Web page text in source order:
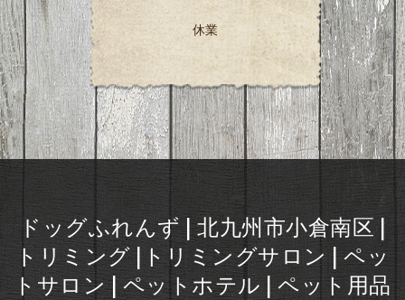
休業
ドッグふれんず | 北九州市小倉南区 |
トリミング |トリミングサロン | ペッ
トサロン | ペットホテル | ペット用品